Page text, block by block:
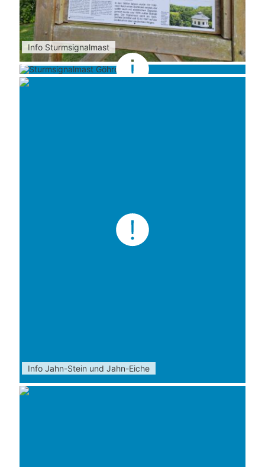
Info Sturmsignalmast
Sturmsignalmast Göhren
Info Jahn-Stein und Jahn-Eiche